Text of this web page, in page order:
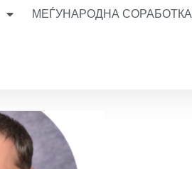
МЕЃУНАРОДНА СОРАБОТКА